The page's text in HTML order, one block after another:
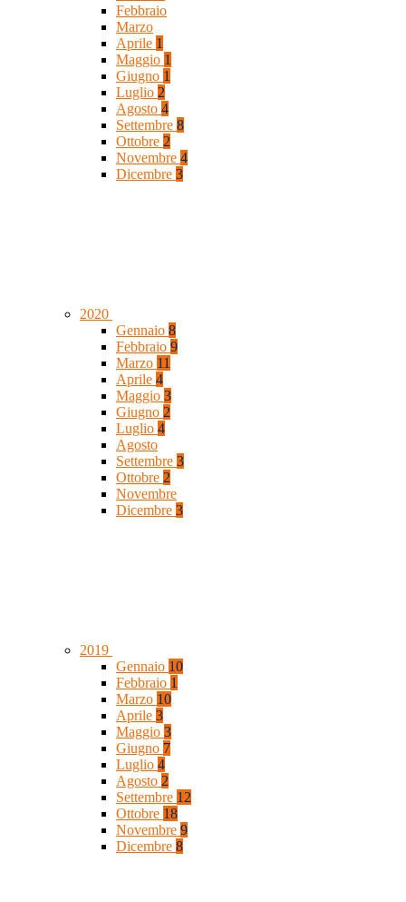
Febbraio
Marzo
Aprile 1
Maggio 1
Giugno 1
Luglio 2
Agosto 4
Settembre 8
Ottobre 2
Novembre 4
Dicembre 3
2020
Gennaio 8
Febbraio 9
Marzo 11
Aprile 4
Maggio 3
Giugno 2
Luglio 4
Agosto
Settembre 3
Ottobre 2
Novembre
Dicembre 3
2019
Gennaio 10
Febbraio 1
Marzo 10
Aprile 3
Maggio 3
Giugno 7
Luglio 4
Agosto 2
Settembre 12
Ottobre 18
Novembre 9
Dicembre 8